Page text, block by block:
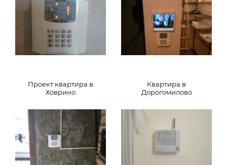
Проект квартира в
Ховрино
Квартира в
Дорогомилово